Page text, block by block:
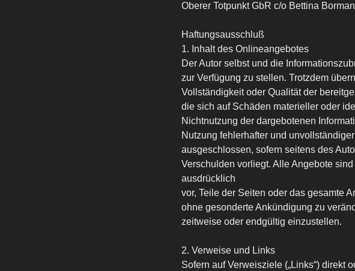
Oberer Totpunkt GbR c/o Bettina
Haftungsausschluß
1. Inhalt des Onlineangebotes
Der Autor selbst und die
zur Verfügung zu stellen. Trotzdem
Vollständigkeit oder Qualität der
die sich auf Schäden materieller oder
Nichtnutzung der dargebotenen
Nutzung fehlerhafter und
ausgeschlossen, sofern seitens des
Verschulden vorliegt. Alle Angebote
ausdrücklich
vor, Teile der Seiten oder das gesamte
ohne gesonderte Ankündigung zu
zeitweise oder endgültig einzustellen.
2. Verweise und Links
Sofern auf Verweisziele („Links“) direkt